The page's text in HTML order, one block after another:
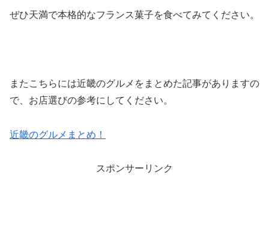
ぜひ天満で本格的なフランス菓子を食べてみてください。
またこちらには近畿のグルメをまとめた記事がありますの
で、お店選びの参考にしてください。
近畿のグルメまとめ！
スポンサーリンク